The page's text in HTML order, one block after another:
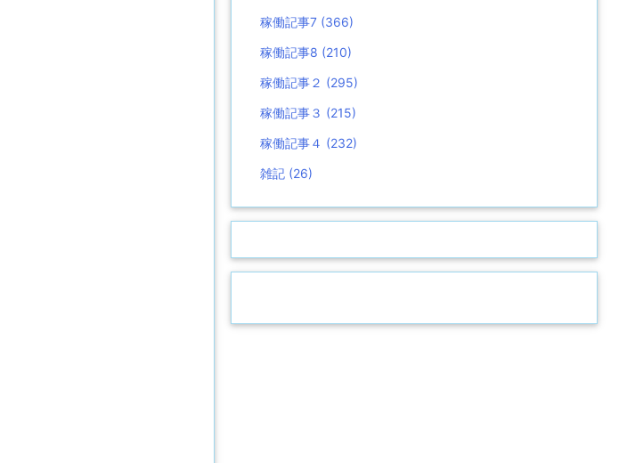
稼働記事7 (366)
稼働記事8 (210)
稼働記事２ (295)
稼働記事３ (215)
稼働記事４ (232)
雑記 (26)